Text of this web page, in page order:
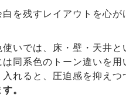
白を残すレイアウトを心
使いでは、床・壁・天井
は同系色のトーン違いを
入れると、圧迫感を抑えつ
。